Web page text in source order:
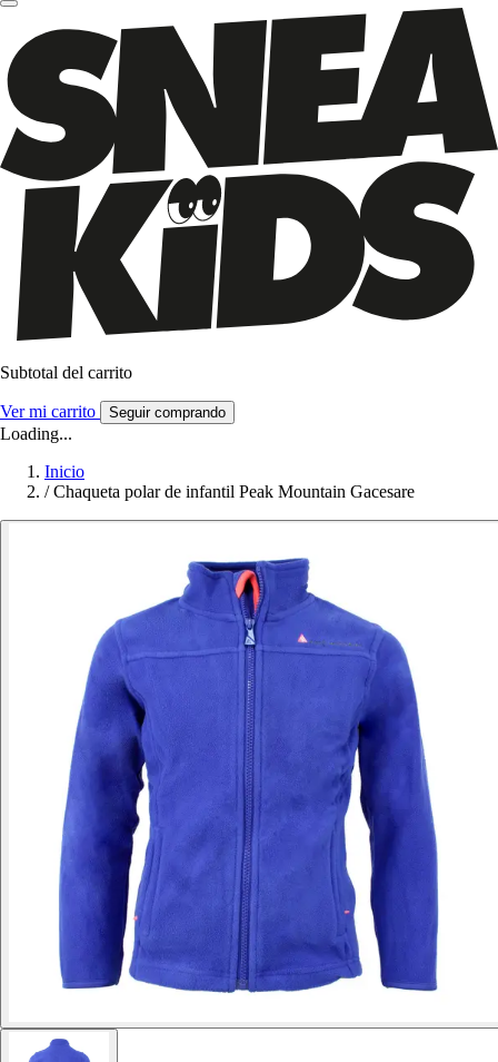
Subtotal del carrito
Ver mi carrito Seguir comprando
Loading...
Inicio
/ Chaqueta polar de infantil Peak Mountain Gacesare